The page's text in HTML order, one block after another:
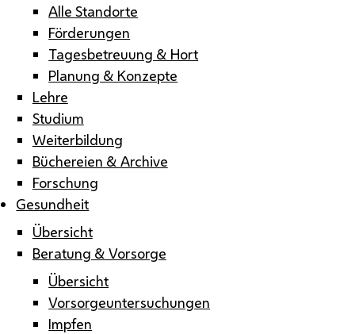
Alle Standorte
Förderungen
Tagesbetreuung & Hort
Planung & Konzepte
Lehre
Studium
Weiterbildung
Büchereien & Archive
Forschung
Gesundheit
Übersicht
Beratung & Vorsorge
Übersicht
Vorsorgeuntersuchungen
Impfen